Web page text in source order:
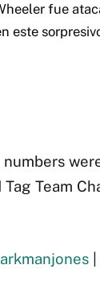
fue
este
Team
|